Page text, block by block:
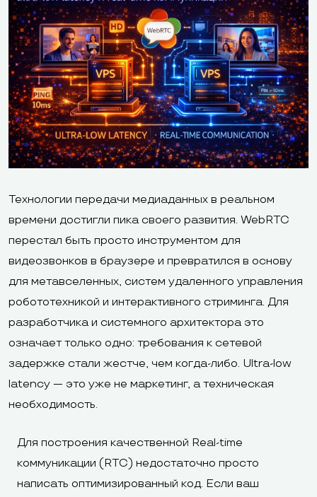
Технологии передачи медиаданных в реальном
времени достигли пика своего развития. WebRTC
перестал быть просто инструментом для
видеозвонков в браузере и превратился в основу
для метавселенных, систем удаленного управления
робототехникой и интерактивного стриминга. Для
разработчика и системного архитектора это
означает только одно: требования к сетевой
задержке стали жестче, чем когда-либо. Ultra-low
latency — это уже не маркетинг, а техническая
необходимость.
Для построения качественной Real-time
коммуникации (RTC) недостаточно просто
написать оптимизированный код. Если ваш